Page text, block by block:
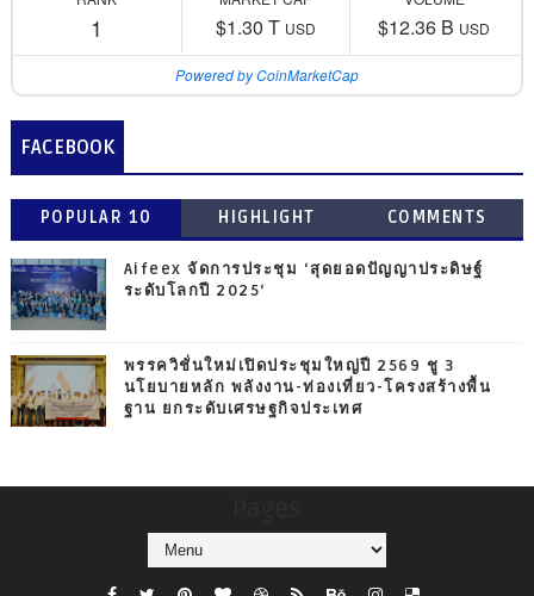
1 $1.30 T USD $12.36 B USD
Powered by CoinMarketCap
FACEBOOK
POPULAR 10 HIGHLIGHT COMMENTS
Aifeex จัดการประชุม ‘สุดยอดปัญญาประดิษฐ์
ระดับโลกปี 2025‘
พรรควิชั่นใหม่เปิดประชุมใหญ่ปี 2569 ชู 3
นโยบายหลัก พลังงาน-ท่องเที่ยว-โครงสร้างพื้น
ฐาน ยกระดับเศรษฐกิจประเทศ